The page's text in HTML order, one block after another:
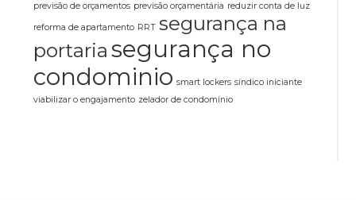
previsão de orçamentos previsão orçamentária reduzir conta de luz
reforma de apartamento RRT segurança na
portaria segurança no
condominio smart lockers síndico iniciante
viabilizar o engajamento zelador de condomínio